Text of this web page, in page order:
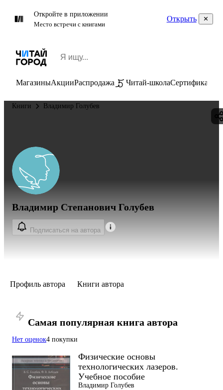
Откройте в приложении
Место встречи с книгами
Открыть
МагазиныАкцииРаспродажа Читай-школаСертификаты
Книги Владимир Голубев
Владимир Степанович Голубев
Подписаться на автора
Профиль автора Книги автора
Самая популярная книга автора
Нет оценок4 покупки
Физические основы
технологических лазеров.
Учебное пособие
Владимир Голубев